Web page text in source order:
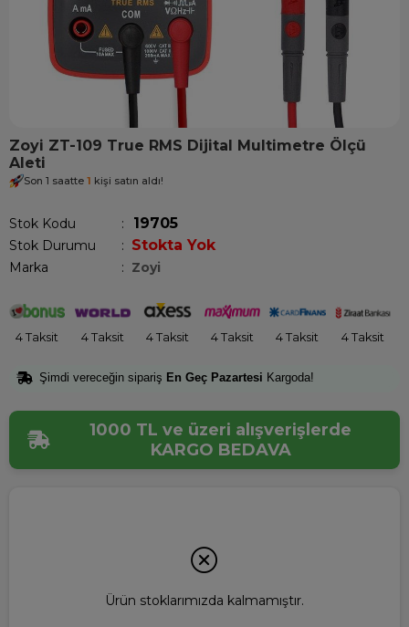
Zoyi ZT-109 True RMS Dijital Multimetre Ölçü
Aleti
Son 1 saatte 1 kişi satın aldı!
Stok Kodu 19705
Stok Durumu : Stokta Yok
Marka : Zoyi
4 Taksit 4 Taksit 4 Taksit 4 Taksit 4 Taksit 4 Taksit
Şimdi vereceğin sipariş En Geç Pazartesi Kargoda!
1000 TL ve üzeri alışverişlerde
KARGO BEDAVA
Ürün stoklarımızda kalmamıştır.